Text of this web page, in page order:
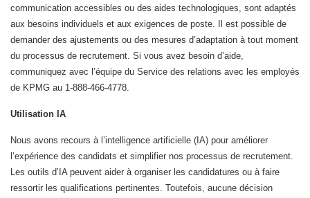
communication accessibles ou des aides technologiques, sont adaptés
aux besoins individuels et aux exigences de poste. Il est possible de
demander des ajustements ou des mesures d’adaptation à tout moment
du processus de recrutement. Si vous avez besoin d’aide,
communiquez avec l’équipe du Service des relations avec les employés
de KPMG au 1-888-466-4778.
Utilisation IA
Nous avons recours à l’intelligence artificielle (IA) pour améliorer
l’expérience des candidats et simplifier nos processus de recrutement.
Les outils d’IA peuvent aider à organiser les candidatures ou à faire
ressortir les qualifications pertinentes. Toutefois, aucune décision